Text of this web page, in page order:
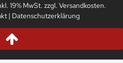
19% MwSt. zzgl. Versandkosten.
| Datenschutzerklärung